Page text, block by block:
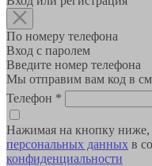
По номеру телефона
Вход с паролем
Введите номер телефона
Мы отправим вам код в
Телефон *
Нажимая на кнопку ниже,
персональных данных в
конфиденциальности